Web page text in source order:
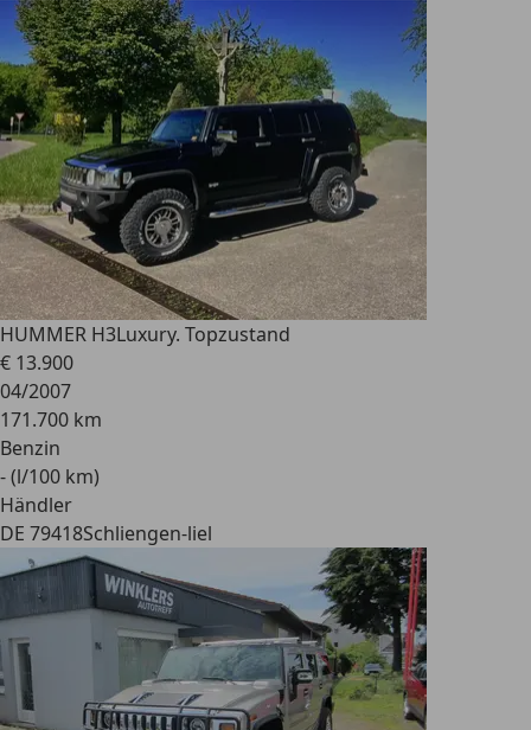
HUMMER H3Luxury. Topzustand
€ 13.900
04/2007
171.700 km
Benzin
- (l/100 km)
Händler
DE 79418Schliengen-liel